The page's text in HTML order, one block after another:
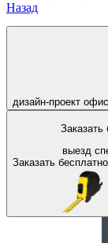
дизайн-проект
Заказать
выезд
Заказать бесплатно
Назад